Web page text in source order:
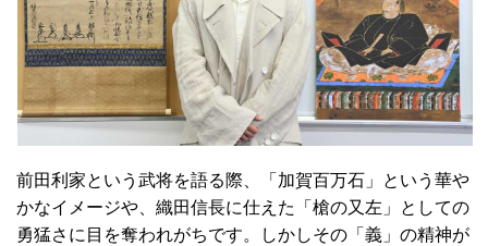
前田利家という武将を語る際、「加賀百万石」という華や
かなイメージや、織田信長に仕えた「槍の又左」としての
勇猛さに目を奪われがちです。しかしその「義」の精神が